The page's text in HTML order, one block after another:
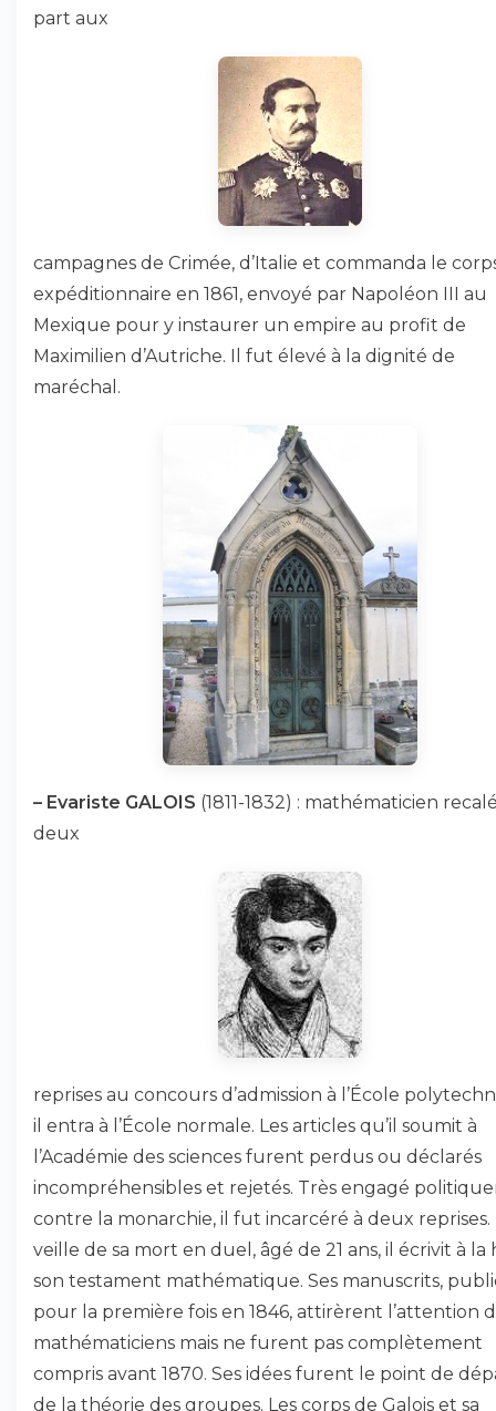
part aux
campagnes de Crimée, d’Italie et commanda le
expéditionnaire en 1861, envoyé par Napoléon III au
Mexique pour y instaurer un empire au profit de
Maximilien d’Autriche. Il fut élevé à la dignité de
maréchal.
– Evariste GALOIS (1811-1832) : mathématicien
deux
reprises au concours d’admission à l’École
il entra à l’École normale. Les articles qu’il soumit à
l’Académie des sciences furent perdus ou déclarés
incompréhensibles et rejetés. Très engagé
contre la monarchie, il fut incarcéré à deux reprises.
veille de sa mort en duel, âgé de 21 ans, il écrivit à la
son testament mathématique. Ses manuscrits,
pour la première fois en 1846, attirèrent l’attention
mathématiciens mais ne furent pas complètement
compris avant 1870. Ses idées furent le point de
de la théorie des groupes. Les corps de Galois et sa